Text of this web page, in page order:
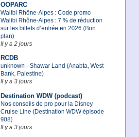
OOPARC
Walibi Rhône-Alpes : Code promo
Walibi Rhône-Alpes : 7 % de réduction
sur les billets d’entrée en 2026 (Bon
plan)
Il y a 2 jours
RCDB
unknown - Shawar Land (Anabta, West
Bank, Palestine)
Il y a 3 jours
Destination WDW (podcast)
Nos conseils de pro pour la Disney
Cruise Line (Destination WDW épisode
908)
Il y a 3 jours